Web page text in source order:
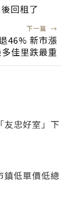
回租了
下一篇 →
46% 新市漲
佳里跌最重
友忠好室」下
鎮低單價低總